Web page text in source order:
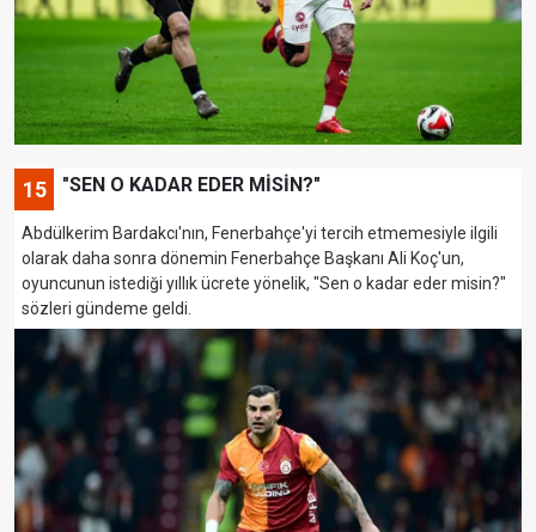
15 "SEN O KADAR EDER MİSİN?"
Abdülkerim Bardakcı'nın, Fenerbahçe'yi tercih etmemesiyle ilgili
olarak daha sonra dönemin Fenerbahçe Başkanı Ali Koç'un,
oyuncunun istediği yıllık ücrete yönelik, "Sen o kadar eder misin?"
sözleri gündeme geldi.